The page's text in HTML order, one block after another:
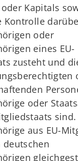
Kapitals
Kontrolle
oder
eines EU-
zusteht und
oder
sind.
aus EU-
deutschen